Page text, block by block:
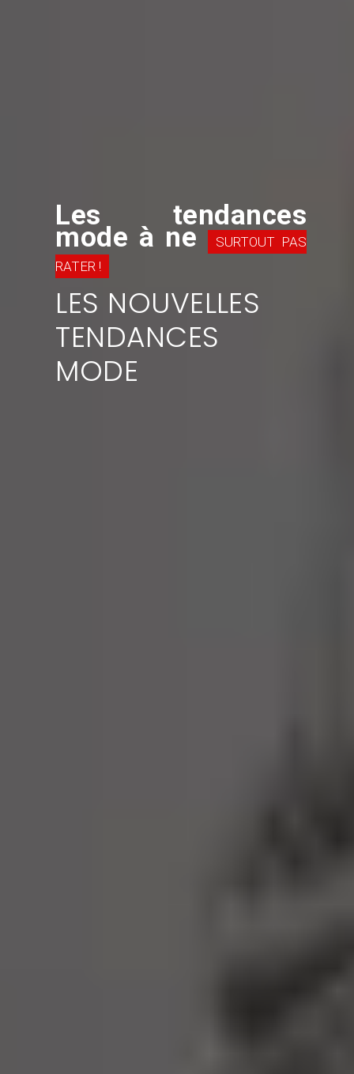
Les tendances
mode à ne
SURTOUT PAS
RATER !
LES NOUVELLES
TENDANCES
MODE